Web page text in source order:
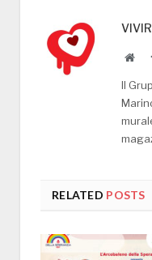
Il
RELATED POSTS